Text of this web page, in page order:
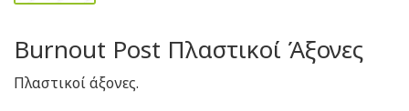
Burnout Post Πλαστικοί Άξονες
Πλαστικοί άξονες.